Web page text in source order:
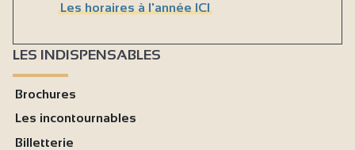
Les horaires à l'année ICI
LES INDISPENSABLES
Brochures
Les incontournables
Billetterie